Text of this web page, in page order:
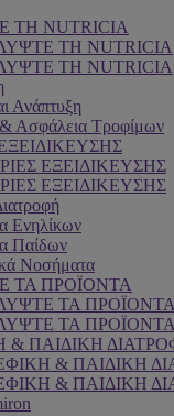
NUTRICIA
ΤΗ NUTRICIA
ΤΗ NUTRICIA
Ανάπτυξη
Ασφάλεια Τροφίμων
ΕΞΕΙΔΙΚΕΥΣΗΣ
ΕΞΕΙΔΙΚΕΥΣΗΣ
Ενηλίκων
Παίδων
Νοσήματα
ΤΑ ΠΡΟΪΟΝΤΑ
ΤΑ ΠΡΟΪΟΝΤΑ
ΤΑ ΠΡΟΪΟΝΤΑ
& ΠΑΙΔΙΚΗ
& ΠΑΙΔΙΚΗ
& ΠΑΙΔΙΚΗ